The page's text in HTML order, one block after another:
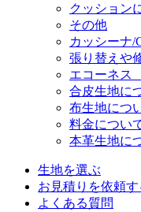
クッション
その他
カッシーナ/
張り替えや
エコーネス
合皮生地に
布生地につ
料金につい
本革生地に
生地を選ぶ
お見積りを依頼す
よくある質問